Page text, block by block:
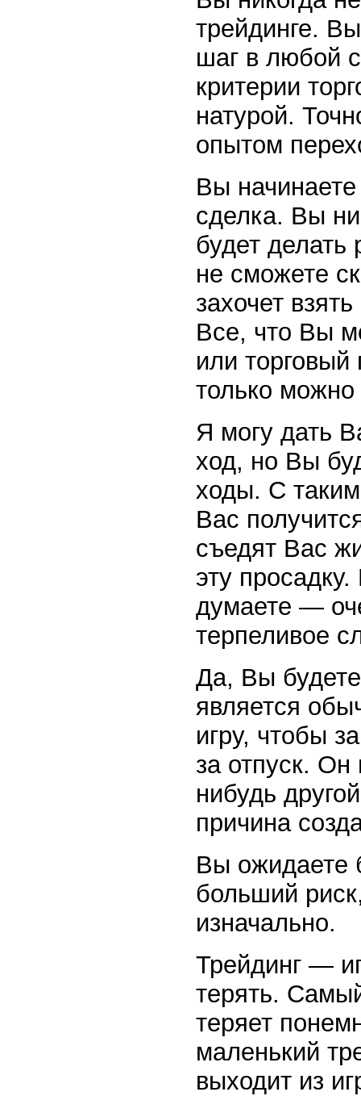
трейдинге.
шаг в любой
критерии
натурой.
опытом
Вы
сделка. Вы
будет
не сможете
захочет
Все, что Вы
или
только
Я могу дать
ход, но Вы
ходы. С
Вас
съедят Вас
эту
думаете —
терпеливое
Да, Вы
является
игру, чтобы
за отпуск.
нибудь
причина
Вы ожидаете
больший
изначально.
Трейдинг —
терять.
теряет
маленький
выходит из